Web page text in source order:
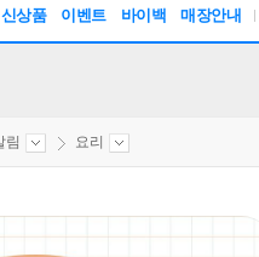
신상품 이벤트 바이백 매장안내
림 요리